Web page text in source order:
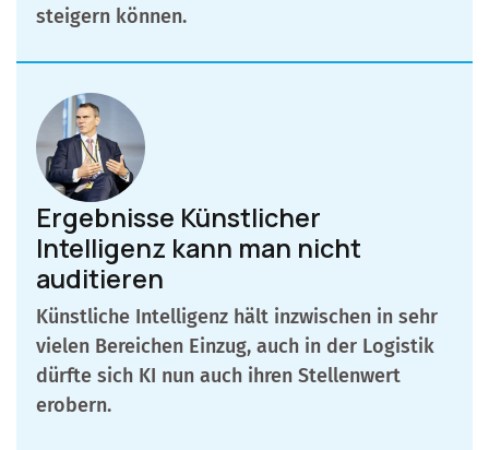
steigern können.
Ergebnisse Künstlicher
Intelligenz kann man nicht
auditieren
Künstliche Intelligenz hält inzwischen in sehr
vielen Bereichen Einzug, auch in der Logistik
dürfte sich KI nun auch ihren Stellenwert
erobern.